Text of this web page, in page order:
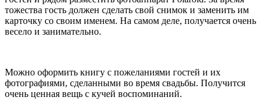
тожества гость должен сделать свой снимок и заменить им
карточку со своим именем. На самом деле, получается очень
весело и занимательно.
Можно оформить книгу с пожеланиями гостей и их
фотографиями, сделанными во время свадьбы. Получится
очень ценная вещь с кучей воспоминаний.